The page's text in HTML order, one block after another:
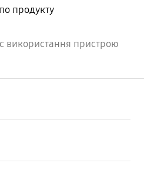
продукту
використання пристрою